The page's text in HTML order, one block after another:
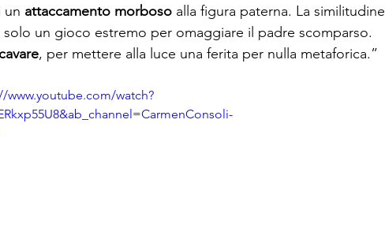
un attaccamento morboso alla figura paterna. La similitudine
un gioco estremo per omaggiare il padre scomparso.
, per mettere alla luce una ferita per nulla metaforica.”
www.youtube.com/watch?